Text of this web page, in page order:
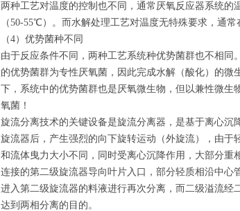
两种工艺对温度的控制也不同，通常厌氧反应器系统
（50-55℃）。而水解处理工艺对温度无特殊要求，通
（4）优势菌种不同
由于反应条件不同，两种工艺系统种优势菌群也不相
的优势菌群为专性厌氧菌，因此完成水解（酸化）的
下，系统中的优势菌群也是厌氧微生物，但以兼性微
氧菌！
旋流分离技术的关键设备是旋流分离器，是基于离心
旋流器后，产生强烈的向下旋转运动（外旋流），由
和流体曳力大小不同，同时受离心沉降作用，大部分
连接的第二级旋流器导向叶片入口，部分轻质相沿中
进入第二级旋流器的料液进行再次分离，而二级溢流
达到两相分离的目的。